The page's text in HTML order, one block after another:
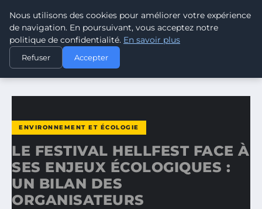
CLIMATE GUARDIAN
ACCUEIL
ENVIRONNEMENT ET ÉCOLOGIE
LE FESTIVAL HELLFEST FACE À SES ENJEUX ÉCOLOGIQUES…
ENVIRONNEMENT ET ÉCOLOGIE
LE FESTIVAL HELLFEST FACE À
SES ENJEUX ÉCOLOGIQUES :
UN BILAN DES
ORGANISATEURS
Nous utilisons des cookies pour améliorer votre expérience
de navigation. En poursuivant, vous acceptez notre
politique de confidentialité. En savoir plus
Refuser Accepter